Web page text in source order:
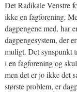
Det Radikale Venstre
ikke en fagforening.
dagpengene med, har
dagpengesystem, der
muligt. Det synspunkt
i en fagforening og
men det er jo ikke det
største problem, er